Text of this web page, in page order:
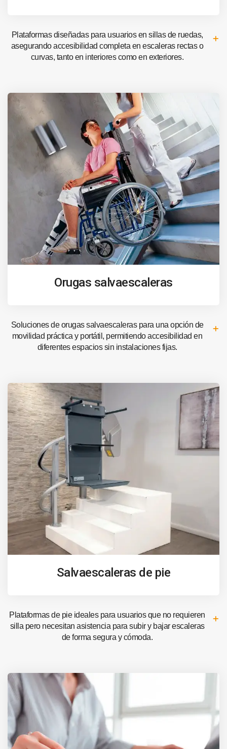
Plataformas diseñadas para usuarios en sillas de ruedas,
asegurando accesibilidad completa en escaleras rectas o
curvas, tanto en interiores como en exteriores.
Orugas salvaescaleras
Soluciones de orugas salvaescaleras para una opción de
movilidad práctica y portátil, permitiendo accesibilidad en
diferentes espacios sin instalaciones fijas.
Salvaescaleras de pie
Plataformas de pie ideales para usuarios que no requieren
silla pero necesitan asistencia para subir y bajar escaleras
de forma segura y cómoda.